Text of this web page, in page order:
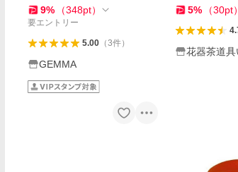
もちゃ
9% （348pt）
要エントリー
5.00（3件）
GEMMA
5% （30pt）
花器茶道具